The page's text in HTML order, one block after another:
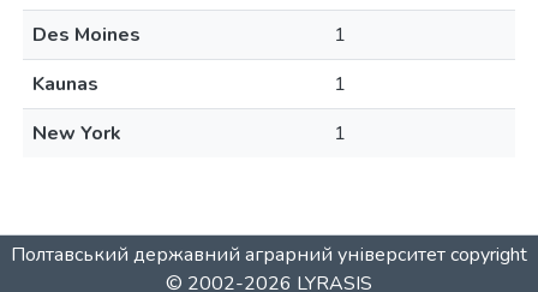
Des Moines
1
Kaunas
1
New York
1
Полтавський державний аграрний університетcopyright
© 2002-2026 LYRASIS